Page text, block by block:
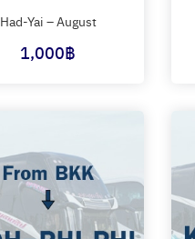
Had-Yai – August
1,000฿